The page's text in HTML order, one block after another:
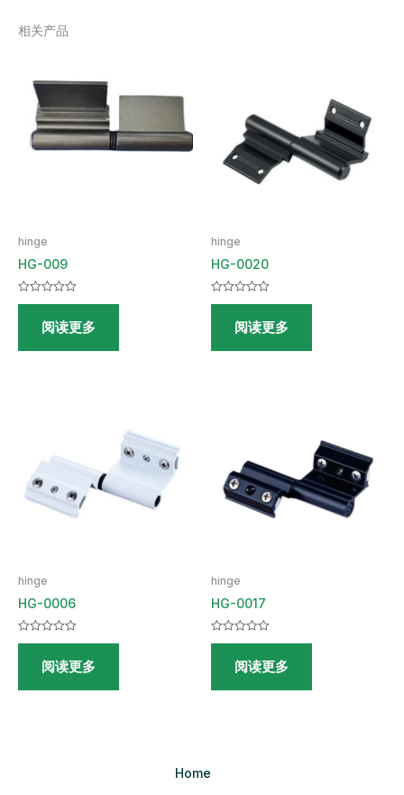
相关产品
hinge
HG-009
评
&sol;阅读更多
hinge
HG-0020
评
&sol;阅读更多
hinge
HG-0006
评
&sol;阅读更多
hinge
HG-0017
评
&sol;阅读更多
Home